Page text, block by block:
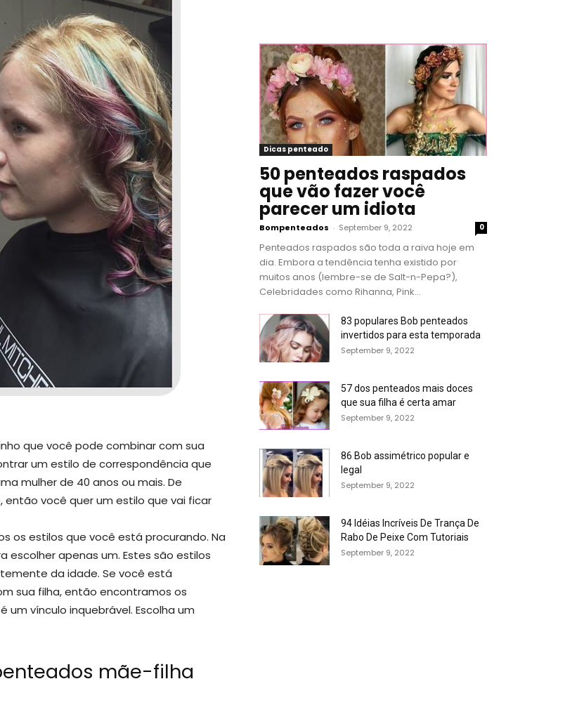
que você pode combinar com sua
um estilo de correspondência que
mulher de 40 anos ou mais. De
você quer um estilo que vai ficar
os estilos que você está procurando. Na
apenas um. Estes são estilos
da idade. Se você está
sua filha, então encontramos os
vínculo inquebrável. Escolha um
mãe-filha
Dicas penteado
50 penteados raspados
que vão fazer você
parecer um idiota
Bompenteados - September 9, 2022 0
Penteados raspados são toda a raiva hoje em
dia. Embora a tendência tenha existido por
muitos anos (lembre-se de Salt-n-Pepa?),
Celebridades como Rihanna, Pink...
83 populares Bob penteados
invertidos para esta temporada
September 9, 2022
57 dos penteados mais doces
que sua filha é certa amar
September 9, 2022
86 Bob assimétrico popular e
legal
September 9, 2022
94 Idéias Incríveis De Trança De
Rabo De Peixe Com Tutoriais
September 9, 2022